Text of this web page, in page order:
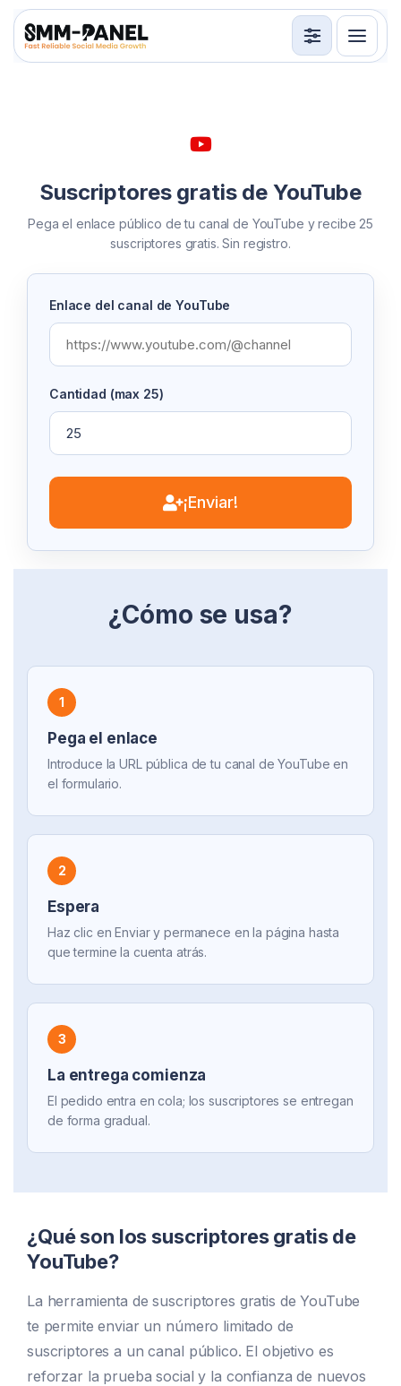
Términos de servicio
Iniciar sesión Registrarse
Suscriptores gratis de YouTube
Pega el enlace público de tu canal de YouTube y recibe 25
suscriptores gratis. Sin registro.
Enlace del canal de YouTube
Cantidad (max 25)
¡Enviar!
¿Cómo se usa?
1
Pega el enlace
Introduce la URL pública de tu canal de YouTube en
el formulario.
2
Espera
Haz clic en Enviar y permanece en la página hasta
que termine la cuenta atrás.
3
La entrega comienza
El pedido entra en cola; los suscriptores se entregan
de forma gradual.
¿Qué son los suscriptores gratis de
YouTube?
La herramienta de suscriptores gratis de YouTube
te permite enviar un número limitado de
suscriptores a un canal público. El objetivo es
reforzar la prueba social y la confianza de nuevos